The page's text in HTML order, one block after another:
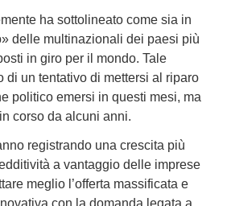
ha sottolineato come sia in
delle multinazionali dei paesi più
in giro per il mondo. Tale
di un tentativo di mettersi al riparo
politico emersi in questi mesi, ma
corso da alcuni anni.
registrando una crescita più
a vantaggio delle imprese
meglio l’offerta massificata e